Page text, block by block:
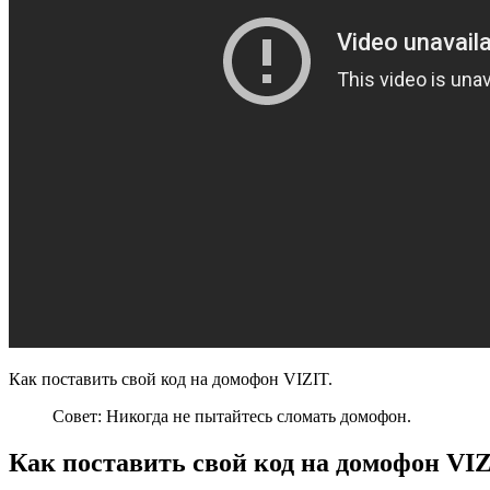
Как поставить свой код на домофон VIZIT.
Совет: Никогда не пытайтесь сломать домофон.
Как поставить свой код на домофон